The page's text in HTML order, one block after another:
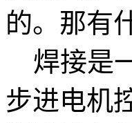
的。那有
焊接是
步进电机